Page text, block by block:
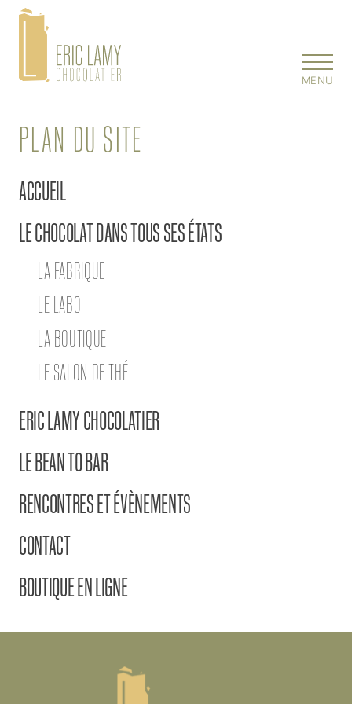
MENU
PLAN DU SITE
ACCUEIL
LE CHOCOLAT DANS TOUS SES ÉTATS
LA FABRIQUE
LE LABO
LA BOUTIQUE
LE SALON DE THÉ
ERIC LAMY CHOCOLATIER
LE BEAN TO BAR
RENCONTRES ET ÉVÈNEMENTS
CONTACT
BOUTIQUE EN LIGNE